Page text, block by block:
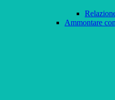
Ammontare